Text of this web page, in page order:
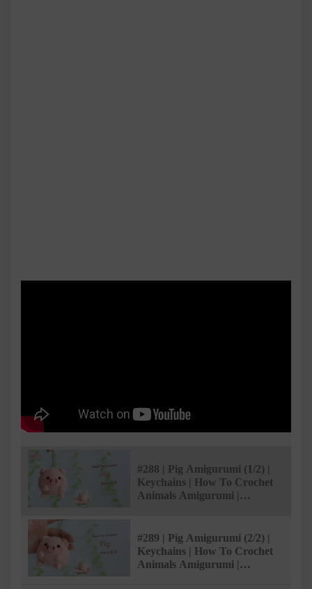
#288 | Pig Amigurumi (1/2) |
Keychains | How To Crochet
Animals Amigurumi |
#289 | Pig Amigurumi (2/2) |
Keychains | How To Crochet
Animals Amigurumi |